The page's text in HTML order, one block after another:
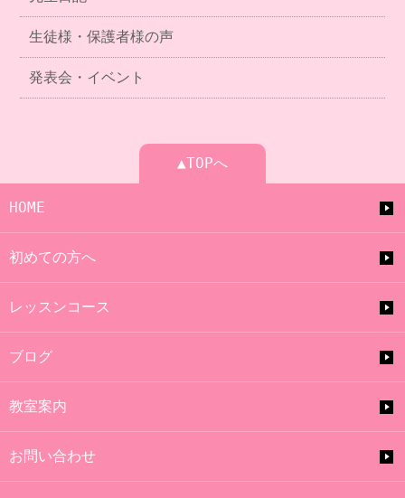
生徒様・保護者様の声
発表会・イベント
▲TOPへ
HOME
初めての方へ
レッスンコース
ブログ
教室案内
お問い合わせ